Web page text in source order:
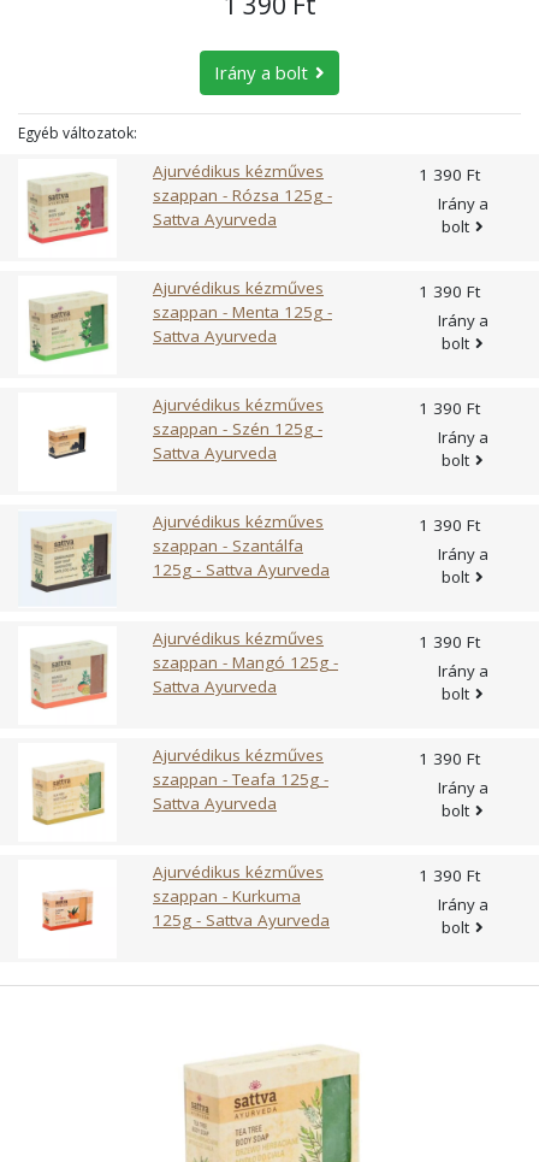
édeskömény, buzérgyökér, levendulakivonat.
Irány a bolt
Egyéb változatok:
Ajurvédikus kézműves
szappan - Rózsa 125g -
Sattva Ayurveda
1 390 Ft
Irány a
bolt
Ajurvédikus kézműves
szappan - Menta 125g -
Sattva Ayurveda
1 390 Ft
Irány a
bolt
Ajurvédikus kézműves
szappan - Szén 125g -
Sattva Ayurveda
1 390 Ft
Irány a
bolt
Ajurvédikus kézműves
szappan - Szantálfa
125g - Sattva Ayurveda
1 390 Ft
Irány a
bolt
Ajurvédikus kézműves
szappan - Mangó 125g -
Sattva Ayurveda
1 390 Ft
Irány a
bolt
Ajurvédikus kézműves
szappan - Teafa 125g -
Sattva Ayurveda
1 390 Ft
Irány a
bolt
Ajurvédikus kézműves
szappan - Kurkuma
125g - Sattva Ayurveda
1 390 Ft
Irány a
bolt